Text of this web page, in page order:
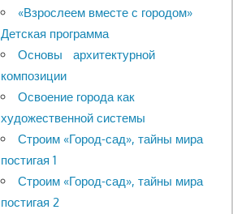
«Взрослеем вместе с городом»
Детская программа
Основы архитектурной
композиции
Освоение города как
художественной системы
Строим «Город-сад», тайны мира
постигая 1
Строим «Город-сад», тайны мира
постигая 2